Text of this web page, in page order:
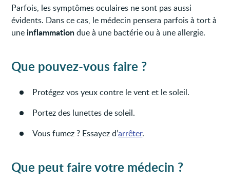
Parfois, les symptômes oculaires ne sont pas aussi
évidents. Dans ce cas, le médecin pensera parfois à tort à
uneinflammationdue à une bactérie ou à une allergie.
Que pouvez-vous faire ?
Protégez vos yeux contre le vent et le soleil.
Portez des lunettes de soleil.
Vous fumez ? Essayez d’arrêter.
Que peut faire votre médecin ?